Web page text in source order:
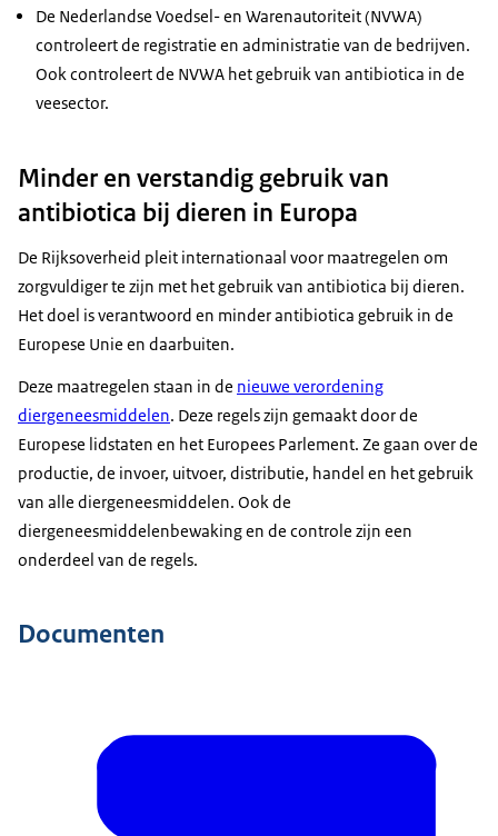
De Nederlandse Voedsel- en Warenautoriteit (NVWA)
controleert de registratie en administratie van de bedrijven.
Ook controleert de NVWA het gebruik van antibiotica in de
veesector.
Minder en verstandig gebruik van
antibiotica bij dieren in Europa
De Rijksoverheid pleit internationaal voor maatregelen om
zorgvuldiger te zijn met het gebruik van antibiotica bij dieren.
Het doel is verantwoord en minder antibiotica gebruik in de
Europese Unie en daarbuiten.
Deze maatregelen staan in de nieuwe verordening
diergeneesmiddelen. Deze regels zijn gemaakt door de
Europese lidstaten en het Europees Parlement. Ze gaan over de
productie, de invoer, uitvoer, distributie, handel en het gebruik
van alle diergeneesmiddelen. Ook de
diergeneesmiddelenbewaking en de controle zijn een
onderdeel van de regels.
Documenten